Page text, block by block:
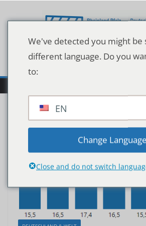
Inhalt
We've detected you might be
different language. Do you
to:
EN
Change Language
Close and do not switch